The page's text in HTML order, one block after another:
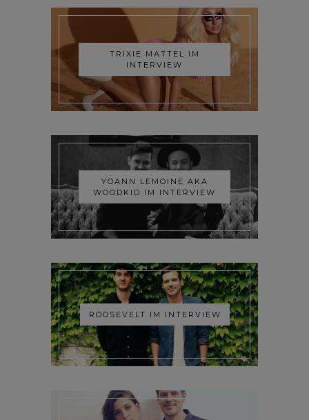
TRIXIE MATTEL IM
INTERVIEW
YOANN LEMOINE AKA
WOODKID IM INTERVIEW
ROOSEVELT IM INTERVIEW